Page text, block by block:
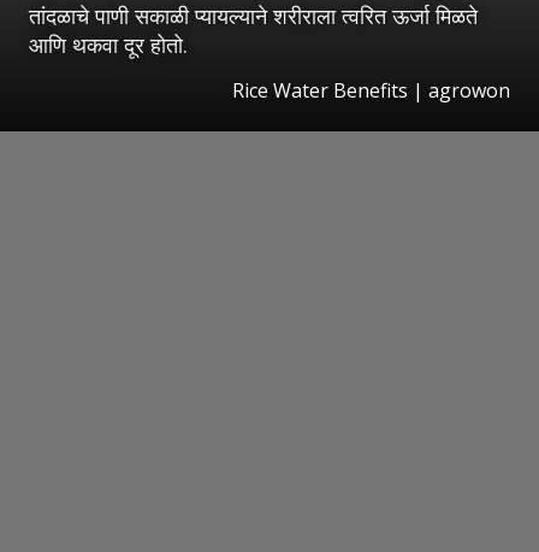
तांदळाचे पाणी सकाळी प्यायल्याने शरीराला त्वरित ऊर्जा मिळते
आणि थकवा दूर होतो.
Rice Water Benefits | agrowon